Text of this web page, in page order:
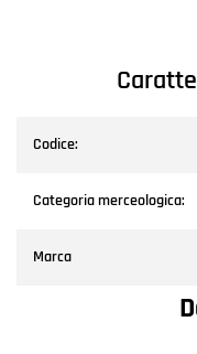
Codice:
Categoria merceologica:
Marca